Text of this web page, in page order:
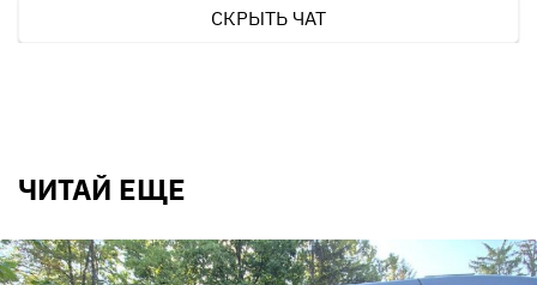
СКРЫТЬ ЧАТ
ЧИТАЙ ЕЩЕ